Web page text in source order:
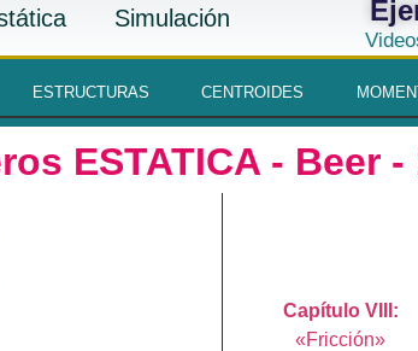
Simulación
ESTRUCTURAS CENTROIDES
ESTATICA - Beer -
Capítulo VIII:
«Fricción»